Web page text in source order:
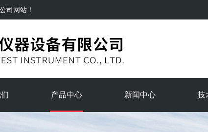
司 网站！
产品中心 新闻中心 技